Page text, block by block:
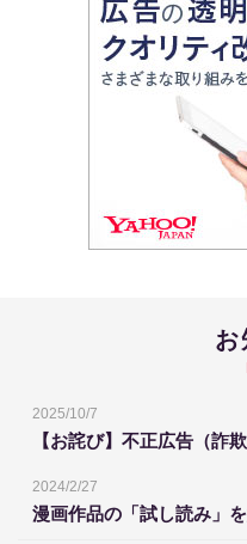
お
2025/10/7
【お詫び】不正広告（詐
2024/2/27
漫画作品の「試し読み」